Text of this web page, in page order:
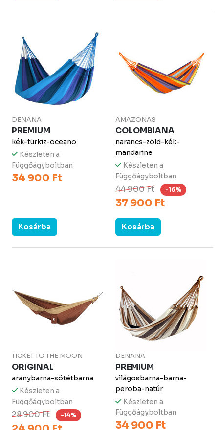
DENANA
PREMIUM
kék-türkiz-oceano
Készleten a
Függőágyboltban
34 900 Ft
Kosárba
AMAZONAS
COLOMBIANA
narancs-zöld-kék-
mandarine
Készleten a
Függőágyboltban
44 900 Ft -16%
37 900 Ft
Kosárba
TICKET TO THE MOON
ORIGINAL
aranybarna-sötétbarna
Készleten a
Függőágyboltban
28 900 Ft -14%
DENANA
PREMIUM
világosbarna-barna-
peroba-natúr
Készleten a
Függőágyboltban
34 900 Ft